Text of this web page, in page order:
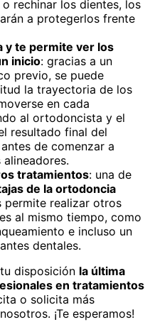
rechinar los dientes, los
a protegerlos frente
y te permite ver los
inicio: gracias a un
previo, se puede
la trayectoria de los
en cada
al ortodoncista y el
resultado final del
de comenzar a
tratamientos: una de
de la ortodoncia
permite realizar otros
al mismo tiempo, como
e incluso un
dentales.
disposición la última
en tratamientos
o solicita más
¡Te esperamos!